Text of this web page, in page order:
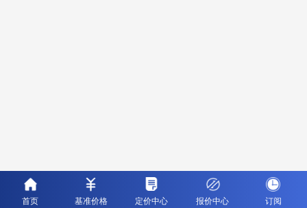
首页 基准价格 定价中心 报价中心 订阅